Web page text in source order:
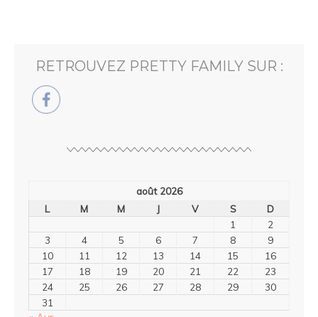
RETROUVEZ PRETTY FAMILY SUR :
août 2026
L
M M J V S
D
1
2
3
4 5 6 7 8
9
10
11 12 13 14 15
16
17
18 19 20 21 22
23
24
25 26 27 28 29
30
31